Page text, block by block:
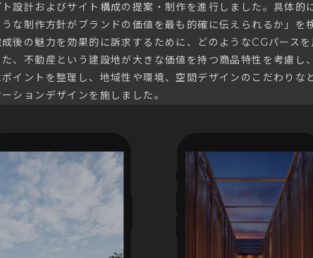
ト設計およびサイト構成の提案・制作を進行しました。具体
な制作方針がブランドの価値を最も的確に伝えられるか」
後の魅力を効果的に訴求するために、どのようなCGパース
た、不動産という建設地が大きな価値を持つ商品特性を考慮
ポイントを整理し、地域性や環境、空間デザインのこだわり
ションデザインを施しました。